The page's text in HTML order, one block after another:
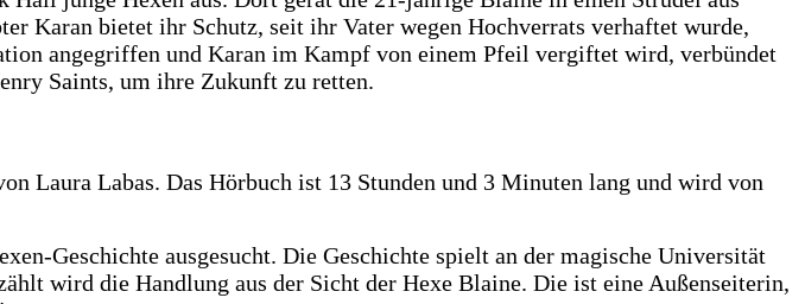
Karan bietet ihr Schutz, seit ihr Vater wegen Hochverrats verhaftet wurde,
angegriffen und Karan im Kampf von einem Pfeil vergiftet wird, verbündet
Saints, um ihre Zukunft zu retten.
Laura Labas. Das Hörbuch ist 13 Stunden und 3 Minuten lang und wird von
Geschichte ausgesucht. Die Geschichte spielt an der magische Universität
wird die Handlung aus der Sicht der Hexe Blaine. Die ist eine Außenseiterin,